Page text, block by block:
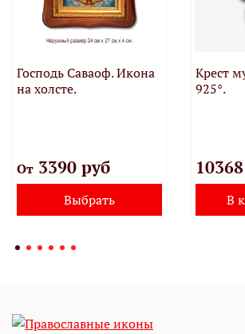
Господь Саваоф. Икона
на холсте.
От3390 руб
Выбрать
Крест
925°.
В